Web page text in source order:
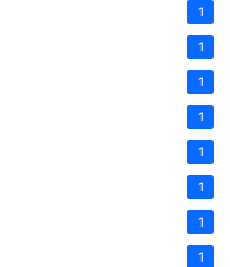
1
1
1
1
1
1
1
1